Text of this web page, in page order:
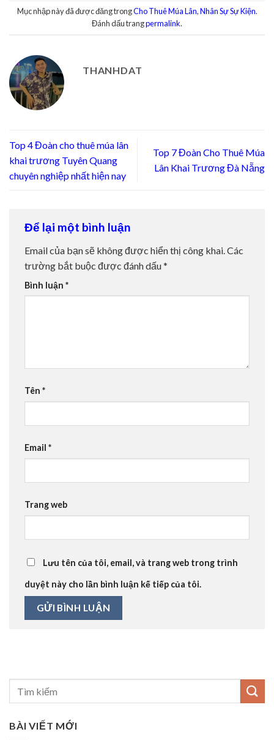
Mục nhập này đã được đăng trongCho Thuê Múa Lân,Nhân Sự Sự Kiện.
Đánh dấu trangpermalink.
THANHDAT
Top 4 Đoàn cho thuê múa lân
khai trương Tuyên Quang
chuyên nghiệp nhất hiện nay
Top 7 Đoàn Cho Thuê Múa
Lân Khai Trương Đà Nẵng
Để lại một bình luận
Email của bạn sẽ không được hiển thị công khai. Các
trường bắt buộc được đánh dấu*
Bình luận *
Tên *
Email *
Trang web
Lưu tên của tôi, email, và trang web trong trình
duyệt này cho lần bình luận kế tiếp của tôi.
BÀI VIẾT MỚI